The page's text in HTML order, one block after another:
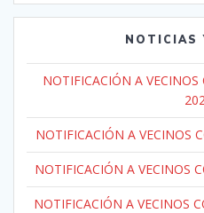
NOTICIAS
NOTIFICACIÓN A
NOTIFICACIÓN A VECINOS
NOTIFICACIÓN A VECINOS
NOTIFICACIÓN A VECINOS